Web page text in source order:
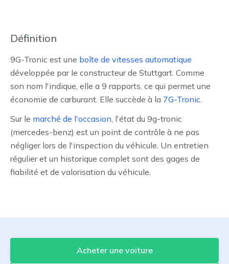
Définition
9G-Tronic est une boîte de vitesses automatique
développée par le constructeur de Stuttgart. Comme
son nom l'indique, elle a 9 rapports, ce qui permet une
économie de carburant. Elle succède à la 7G-Tronic.
Sur le marché de l'occasion, l'état du 9g-tronic
(mercedes-benz) est un point de contrôle à ne pas
négliger lors de l'inspection du véhicule. Un entretien
régulier et un historique complet sont des gages de
fiabilité et de valorisation du véhicule.
Acheter une voiture